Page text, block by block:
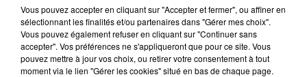
21 juin 2024 - 2 min 23 sec
LES INFOS DU COMMINGES DU 21/06/2024 À
14H00
Vous pouvez accepter en cliquant sur "Accepter et fermer", ou affiner en
sélectionnant les finalités et/ou partenaires dans "Gérer mes choix".
Vous pouvez également refuser en cliquant sur "Continuer sans
accepter". Vos préférences ne s'appliqueront que pour ce site. Vous
pouvez mettre à jour vos choix, ou retirer votre consentement à tout
moment via le lien "Gérer les cookies" situé en bas de chaque page.